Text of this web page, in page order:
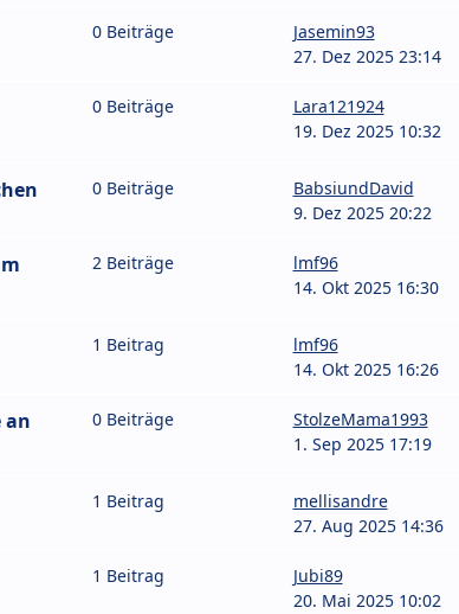
0 Beiträge
Jasemin93
27. Dez 2025 23:14
0 Beiträge
Lara121924
19. Dez 2025 10:32
0 Beiträge
BabsiundDavid
9. Dez 2025 20:22
2 Beiträge
lmf96
14. Okt 2025 16:30
1 Beitrag
lmf96
14. Okt 2025 16:26
an
0 Beiträge
StolzeMama1993
1. Sep 2025 17:19
1 Beitrag
mellisandre
27. Aug 2025 14:36
1 Beitrag
Jubi89
20. Mai 2025 10:02